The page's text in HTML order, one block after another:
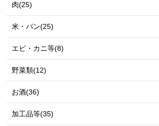
肉(25)
米・パン(25)
エビ・カニ等(8)
野菜類(12)
お酒(36)
加工品等(35)